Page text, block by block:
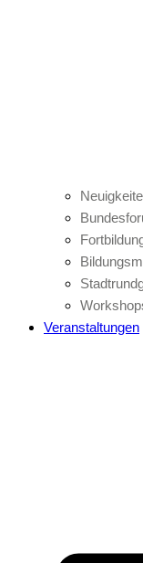
Veranstaltungen